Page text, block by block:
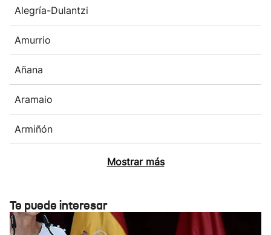
Alegría-Dulantzi
Amurrio
Añana
Aramaio
Armiñón
Mostrar más
Te puede interesar